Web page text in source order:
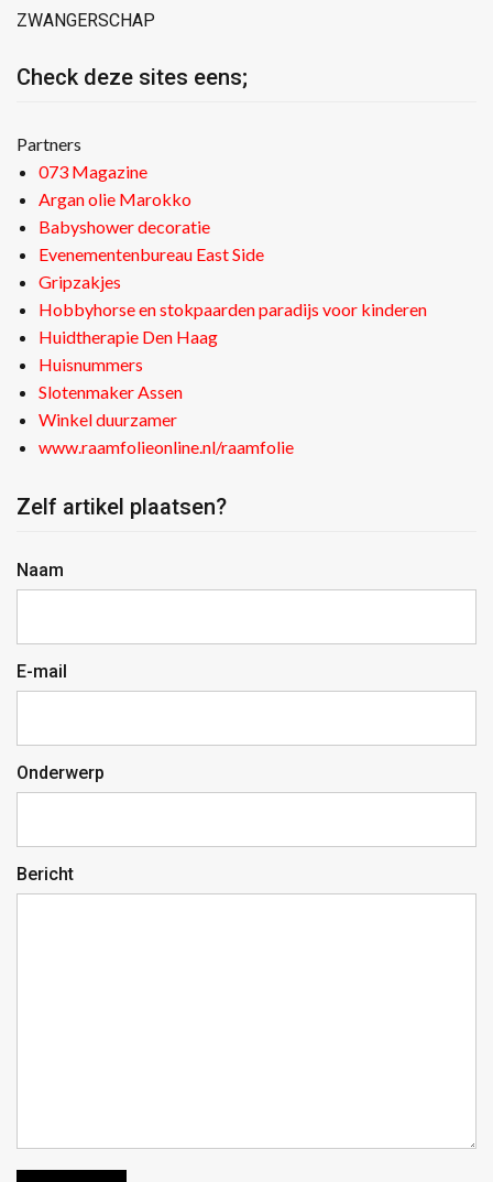
ZWANGERSCHAP
Check deze sites eens;
Partners
073 Magazine
Argan olie Marokko
Babyshower decoratie
Evenementenbureau East Side
Gripzakjes
Hobbyhorse en stokpaarden paradijs voor kinderen
Huidtherapie Den Haag
Huisnummers
Slotenmaker Assen
Winkel duurzamer
www.raamfolieonline.nl/raamfolie
Zelf artikel plaatsen?
Naam
E-mail
Onderwerp
Bericht